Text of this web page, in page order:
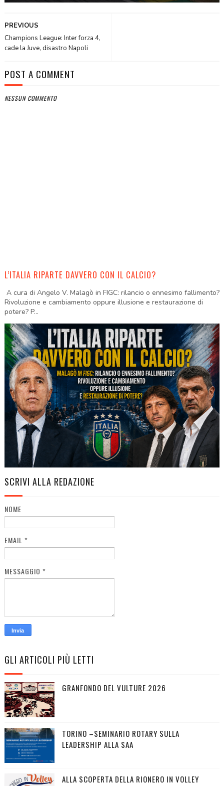
PREVIOUS
Champions League: Inter forza 4,
cade la Juve, disastro Napoli
POST A COMMENT
NESSUN COMMENTO
L’ITALIA RIPARTE DAVVERO CON IL CALCIO?
A cura di Angelo V. Malagò in FIGC: rilancio o ennesimo fallimento?
Rivoluzione e cambiamento oppure illusione e restaurazione di
potere? P...
SCRIVI ALLA REDAZIONE
NOME
EMAIL *
MESSAGGIO *
GLI ARTICOLI PIÙ LETTI
GRANFONDO DEL VULTURE 2026
TORINO –SEMINARIO ROTARY SULLA
LEADERSHIP ALLA SAA
ALLA SCOPERTA DELLA RIONERO IN VOLLEY